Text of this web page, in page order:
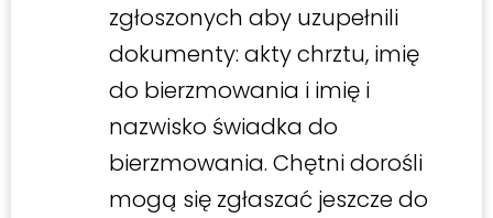
zgłoszonych aby uzupełnili
dokumenty: akty chrztu, imię
do bierzmowania i imię i
nazwisko świadka do
bierzmowania. Chętni dorośli
mogą się zgłaszać jeszcze do